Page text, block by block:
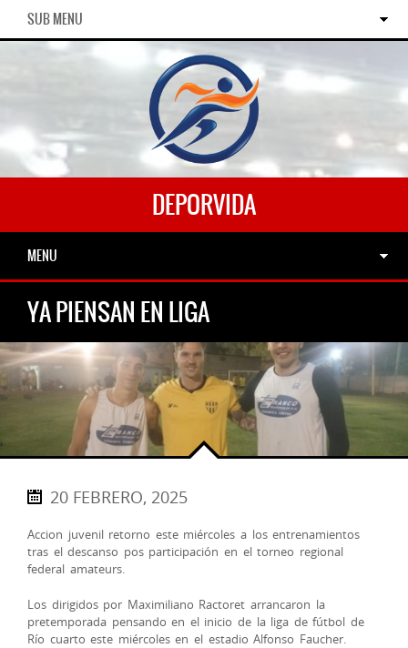
SUB MENU
DEPORVIDA
MENU
YA PIENSAN EN LIGA
20 FEBRERO, 2025
Accion juvenil retorno este miércoles a los entrenamientos
tras el descanso pos participación en el torneo regional
federal amateurs.
Los dirigidos por Maximiliano Ractoret arrancaron la
pretemporada pensando en el inicio de la liga de fútbol de
Río cuarto este miércoles en el estadio Alfonso Faucher.